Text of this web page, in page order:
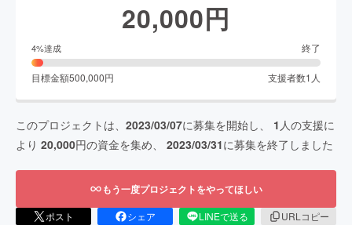
20,000円
4%達成 終了
目標金額500,000円 支援者数1 人
このプロジェクトは、 2023/03/07に募集を開始し、 1 人の支援に
より 20,000円の資金を集め、 2023/03/31に募集を終了しました
もう一度プロジェクトをやってほしい
ポスト シェア LINEで送る
URLコピー